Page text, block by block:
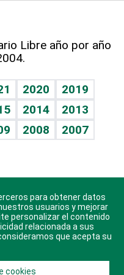
Libre año por año
2020
2019
2014
2013
2008
2007
para Android, iOS y
para obtener datos
usuarios y mejorar
personalizar el contenido
relacionada a sus
que acepta su
cookies